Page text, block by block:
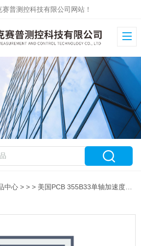
普测控科技有限公司网站！
中心 > > > 美国PCB 355B33单轴加速度传感器